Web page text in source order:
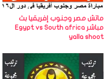
ماتش مصر وجنوب إفريقيا بث
مباشر Egypt vs South africa
yalla shoot